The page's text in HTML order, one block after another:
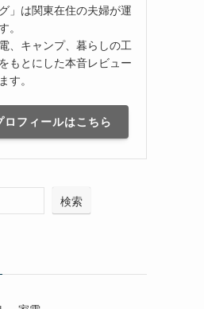
」は関東在住の夫婦が運
、キャンプ、暮らしの工
もとにした本音レビュー
す。
フィールはこちら
検索